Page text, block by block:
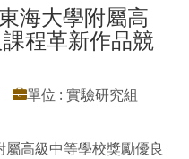
海大學附屬高
程革新作品競
單位 : 實驗研究組
高級中等學校獎勵優良